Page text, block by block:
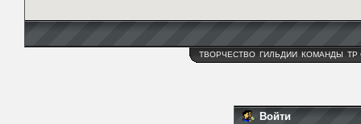
ТВОРЧЕСТВО ГИЛЬДИИ КОМАНДЫ ТР
Войти